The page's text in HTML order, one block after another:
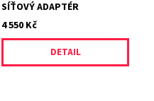
SÍŤOVÝ ADAPTÉR
4 550 Kč
DETAIL